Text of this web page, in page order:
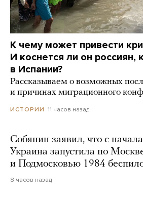
К чему может привести
И коснется ли он россиян,
в Испании?
Рассказываем о возможных
и причинах миграционного
ИСТОРИИ 11 часов назад
Собянин заявил, что с начала
Украина запустила по
и Подмосковью 1984
8 часов назад